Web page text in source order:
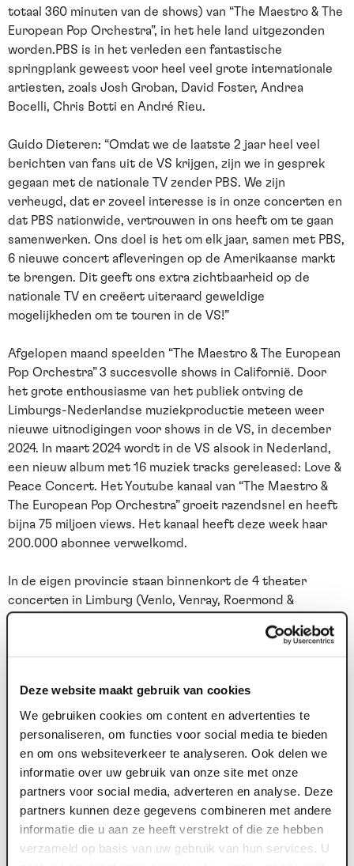
Deze website maakt gebruik van cookies
We gebruiken cookies om content en advertenties te
personaliseren, om functies voor social media te bieden
en om ons websiteverkeer te analyseren. Ook delen we
informatie over uw gebruik van onze site met onze
partners voor social media, adverteren en analyse. Deze
partners kunnen deze gegevens combineren met andere
informatie die u aan ze heeft verstrekt of die ze hebben
verzameld op basis van uw gebruik van hun services. U
totaal 360 minuten van de shows) van “The Maestro & The
European Pop Orchestra”, in het hele land uitgezonden
worden.PBS is in het verleden een fantastische
springplank geweest voor heel veel grote internationale
artiesten, zoals Josh Groban, David Foster, Andrea
Bocelli, Chris Botti en André Rieu.
Guido Dieteren: “Omdat we de laatste 2 jaar heel veel
berichten van fans uit de VS krijgen, zijn we in gesprek
gegaan met de nationale TV zender PBS. We zijn
verheugd, dat er zoveel interesse is in onze concerten en
dat PBS nationwide, vertrouwen in ons heeft om te gaan
samenwerken. Ons doel is het om elk jaar, samen met PBS,
6 nieuwe concert afleveringen op de Amerikaanse markt
te brengen. Dit geeft ons extra zichtbaarheid op de
nationale TV en creëert uiteraard geweldige
mogelijkheden om te touren in de VS!”
Afgelopen maand speelden “The Maestro & The European
Pop Orchestra” 3 succesvolle shows in Californië. Door
het grote enthousiasme van het publiek ontving de
Limburgs-Nederlandse muziekproductie meteen weer
nieuwe uitnodigingen voor shows in de VS, in december
2024. In maart 2024 wordt in de VS alsook in Nederland,
een nieuw album met 16 muziek tracks gereleased: Love &
Peace Concert. Het Youtube kanaal van “The Maestro &
The European Pop Orchestra” groeit razendsnel en heeft
bijna 75 miljoen views. Het kanaal heeft deze week haar
200.000 abonnee verwelkomd.
In de eigen provincie staan binnenkort de 4 theater
concerten in Limburg (Venlo, Venray, Roermond &
Heerlen) en de grote open-air TV special op de Markt in
htps://www.themaestro.nl/en/agenda
Nieuws archief
09 jul. 2026
Voor tweede theaterseizoen op rij meer
dan 100.000 bezoekers